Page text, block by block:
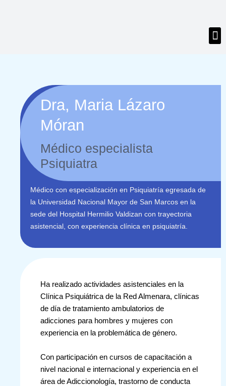
Dra, Maria Lázaro
Móran
Médico especialista
Psiquiatra
Médico con especialización en Psiquiatría egresada de
la Universidad Nacional Mayor de San Marcos en la
sede del Hospital Hermilio Valdizan con trayectoria
asistencial, con experiencia clínica en psiquiatría.
Ha realizado actividades asistenciales en la
Clínica Psiquiátrica de la Red Almenara, clínicas
de día de tratamiento ambulatorios de
adicciones para hombres y mujeres con
experiencia en la problemática de género.
Con participación en cursos de capacitación a
nivel nacional e internacional y experiencia en el
área de Adiccionología, trastorno de conducta